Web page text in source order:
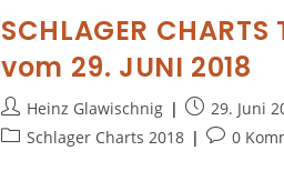
SCHLAGER CHARTS
vom 29. JUNI 2018
Heinz Glawischnig
29. Juni
Schlager Charts 2018
0